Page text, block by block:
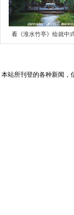
看《淮水竹亭》绘就中
本站所刊登的各种新闻，